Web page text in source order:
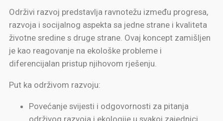
Održivi razvoj predstavlja ravnotežu između progresa,
razvoja i socijalnog aspekta sa jedne strane i kvaliteta
životne sredine s druge strane. Ovaj koncept zamišljen
je kao reagovanje na ekološke probleme i
diferencijalan pristup njihovom rješenju.
Put ka održivom razvoju:
Povećanje svijesti i odgovornosti za pitanja
održivog razvoja i ekologije u svakoj zajednici